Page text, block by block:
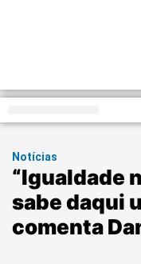
Notícias
“Igualdade
sabe daqui
comenta